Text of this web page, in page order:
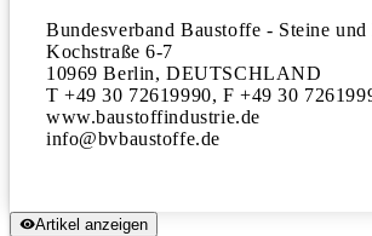
Bundesverband Baustoffe - Steine und
Kochstraße 6-7
10969 Berlin, DEUTSCHLAND
T +49 30 72619990, F +49 30
www.baustoffindustrie.de
Artikel anzeigen